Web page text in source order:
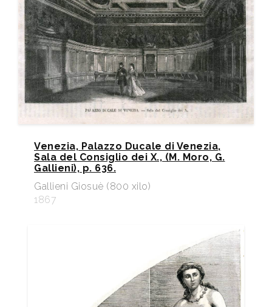
Venezia, Palazzo Ducale di Venezia,
Sala del Consiglio dei X., (M. Moro, G.
Gallieni), p. 636.
Gallieni Giosuè (800 xilo)
1867